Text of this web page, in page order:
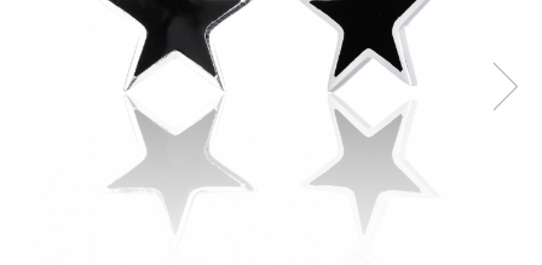
SETURI BIJUTERII
ACE DE CRAVATA
BRATARI PENTRU PICIOR
BRATARA TIP ROZARIU
LANTURI TIP ROZARIU